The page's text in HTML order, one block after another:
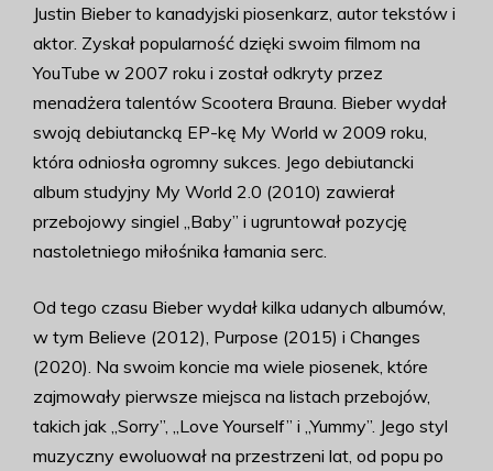
Justin Bieber to kanadyjski piosenkarz, autor tekstów i
aktor. Zyskał popularność dzięki swoim filmom na
YouTube w 2007 roku i został odkryty przez
menadżera talentów Scootera Brauna. Bieber wydał
swoją debiutancką EP-kę My World w 2009 roku,
która odniosła ogromny sukces. Jego debiutancki
album studyjny My World 2.0 (2010) zawierał
przebojowy singiel „Baby” i ugruntował pozycję
nastoletniego miłośnika łamania serc.
Od tego czasu Bieber wydał kilka udanych albumów,
w tym Believe (2012), Purpose (2015) i Changes
(2020). Na swoim koncie ma wiele piosenek, które
zajmowały pierwsze miejsca na listach przebojów,
takich jak „Sorry”, „Love Yourself” i „Yummy”. Jego styl
muzyczny ewoluował na przestrzeni lat, od popu po